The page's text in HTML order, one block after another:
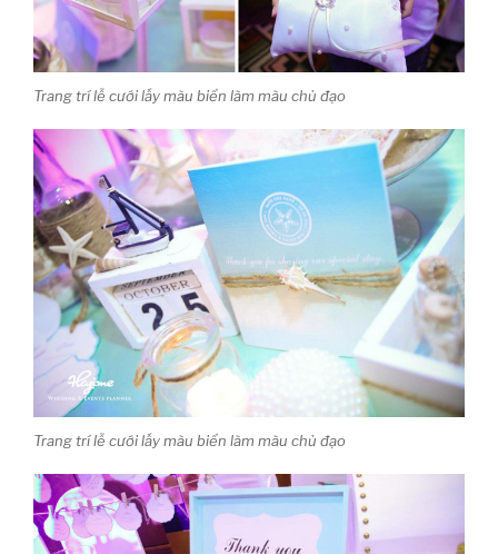
Trang trí lễ cưới lấy màu biển làm màu chủ đạo
Trang trí lễ cưới lấy màu biển làm màu chủ đạo